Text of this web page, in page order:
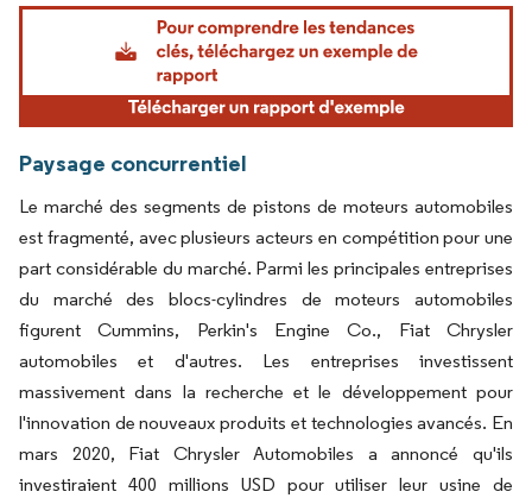
Image © Mordor Intelligence. La réutilisation nécessite une attribution sous CC BY
Paysage concurrentiel
Le marché des segments de pistons de moteurs automobiles
est fragmenté, avec plusieurs acteurs en compétition pour une
part considérable du marché. Parmi les principales entreprises
du marché des blocs-cylindres de moteurs automobiles
figurent Cummins, Perkin's Engine Co., Fiat Chrysler
automobiles et d'autres. Les entreprises investissent
massivement dans la recherche et le développement pour
l'innovation de nouveaux produits et technologies avancés. En
mars 2020, Fiat Chrysler Automobiles a annoncé qu'ils
investiraient 400 millions USD pour utiliser leur usine de